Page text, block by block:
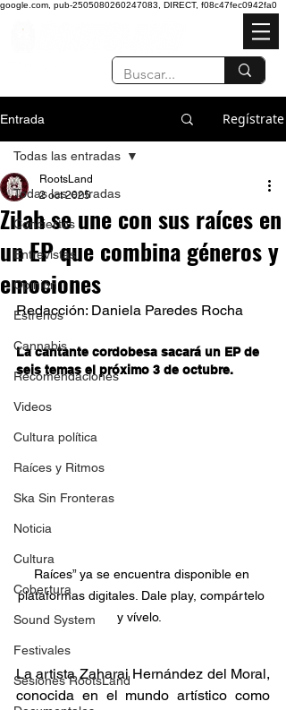
google.com, pub-2505080260247083, DIRECT, f08c47fec0942fa0
Entrada Regístrate
Todas las entradas
Conciertos
Entrevistas
Opinión
Estrenos
Cannabis
Recomendaciones
Videos
Cultura política
Raíces y Ritmos
Ska Sin Fronteras
Noticia
Cultura
Cobertura
Sound System
Festivales
Sesiones RootsLand
Todas las entradas
Zilah se une con sus raíces en
un EP que combina géneros y
emociones
RootsLand
2 oct 2025
Redacción: Daniela Paredes Rocha
La cantante cordobesa sacará un EP de
seis temas el próximo 3 de octubre.
Raíces” ya se encuentra disponible en
plataformas digitales. Dale play, compártelo
y vívelo.
La artista Zaharai Hernández del Moral,
conocida en el mundo artístico como